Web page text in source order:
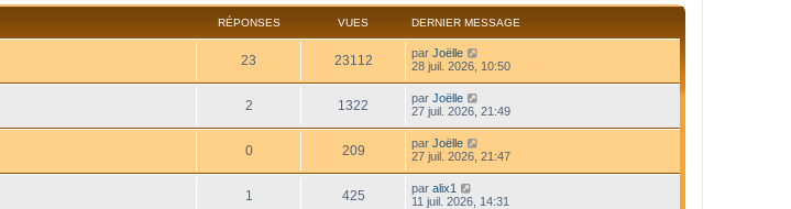
RÉPONSES VUES DERNIER MESSAGE
23 23112 par Joëlle
28 juil. 2026, 10:50
2 1322 par Joëlle
27 juil. 2026, 21:49
0 209 par Joëlle
27 juil. 2026, 21:47
1 425 par alix1
11 juil. 2026, 14:31